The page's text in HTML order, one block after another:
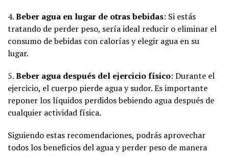
4.Beber agua en lugar de otras bebidas: Si estás
tratando de perder peso, sería ideal reducir o eliminar el
consumo de bebidas con calorías y elegir agua en su
lugar.
5.Beber agua después del ejercicio físico: Durante el
ejercicio, el cuerpo pierde agua y sudor. Es importante
reponer los líquidos perdidos bebiendo agua después de
cualquier actividad física.
Siguiendo estas recomendaciones, podrás aprovechar
todos los beneficios del agua y perder peso de manera